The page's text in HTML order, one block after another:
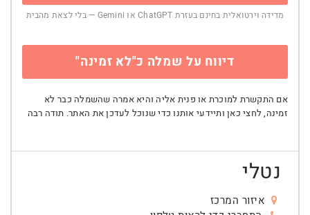
מדידה וירטואלית בחינם בעזרת ChatGPT או Gemini — בלי לצאת מהבית
דיווח על שמלה כ"לא זמינה"
אם התקשרת למוכרת או פנית אליה והיא אמרה שהשמלה כבר לא
זמינה, לחצי כאן ותיידעי אותנו כדי שנוכל לעדכן את האתר. תודה רבה
נטלי
איזור המרכז